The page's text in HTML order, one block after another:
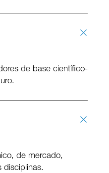
de base científico-
de mercado,
disciplinas.